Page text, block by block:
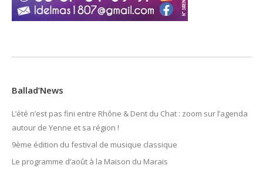
Ballad’News
L’été n’est pas fini entre Rhône & Dent du Chat : zoom sur l’agenda
autour de Yenne et sa région !
9ème édition du festival de musique classique
Le programme d’août à la Maison du Marais